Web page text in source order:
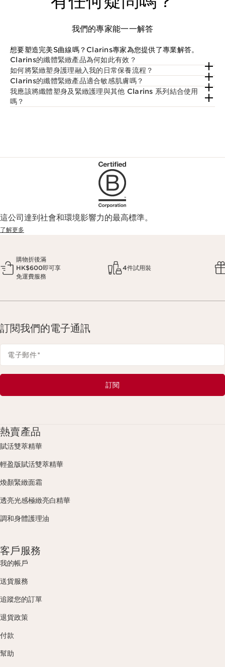
我們的專家能一一解答
想要塑造完美S曲線嗎？Clarins專家為您提供了專業解答。
Clarins的纖體緊緻產品為何如此有效？
如何將緊緻塑身護理融入我的日常保養流程？
Clarins的纖體緊緻產品適合敏感肌膚嗎？
我應該將纖體塑身及緊緻護理與其他 Clarins 系列結合使用
嗎？
這公司達到社會和環境影響力的最高標準。
了解更多
購物折後滿
HK$600即可享
免運費服務
4件試用裝
訂閱我們的電子通訊
電子郵件*
訂閱
熱賣產品
賦活雙萃精華
輕盈版賦活雙萃精華
煥顏緊緻面霜
透亮光感極緻亮白精華
調和身體護理油
客戶服務
我的帳戶
送貨服務
追蹤您的訂單
退貨政策
付款
幫助